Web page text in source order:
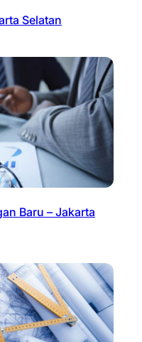
Selatan
Baru – Jakarta